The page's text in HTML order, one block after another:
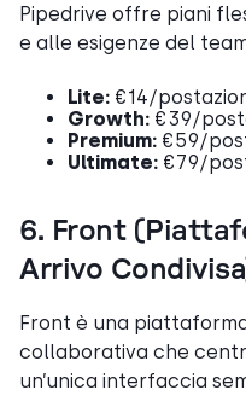
Pipedrive offre piani
e alle esigenze del
Lite: €14/
Growth: €39/
Premium: €59/
Ultimate: €79/
6. Front
Arrivo
Front è una
collaborativa che
un’unica interfaccia